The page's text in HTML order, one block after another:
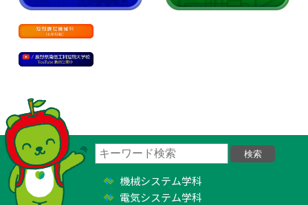
機械システム学科
電気システム学科